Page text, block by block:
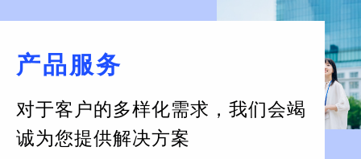
产品服务
对于客户的多样化需求， 我们会竭
诚为您提供解决方案